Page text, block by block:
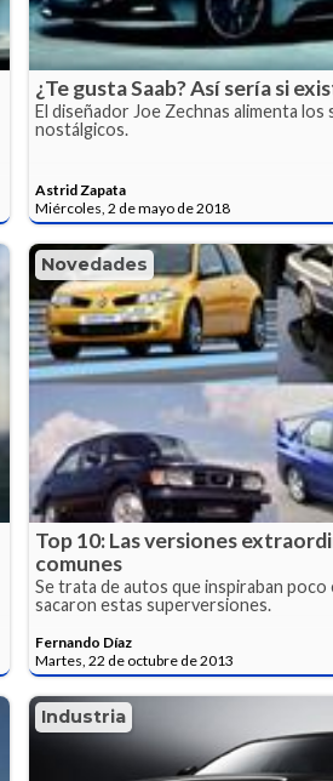
¿Te gusta Saab? Así sería si
El diseñador Joe Zechnas alimenta los
nostálgicos.
Astrid Zapata
Miércoles, 2 de mayo de 2018
Novedades
Top 10: Las versiones
comunes
Se trata de autos que inspiraban poco
sacaron estas superversiones.
Fernando Díaz
Martes, 22 de octubre de 2013
Industria